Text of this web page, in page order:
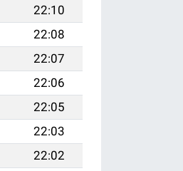
22:10
22:08
22:07
22:06
22:05
22:03
22:02